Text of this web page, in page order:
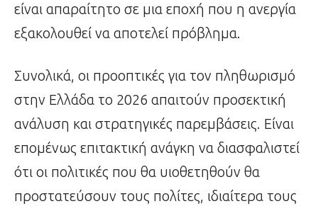
είναι απαραίτητο σε μια εποχή που η ανεργία
εξακολουθεί να αποτελεί πρόβλημα.
Συνολικά, οι προοπτικές για τον πληθωρισμό
στην Ελλάδα το 2026 απαιτούν προσεκτική
ανάλυση και στρατηγικές παρεμβάσεις. Είναι
επομένως επιτακτική ανάγκη να διασφαλιστεί
ότι οι πολιτικές που θα υιοθετηθούν θα
προστατεύσουν τους πολίτες, ιδιαίτερα τους